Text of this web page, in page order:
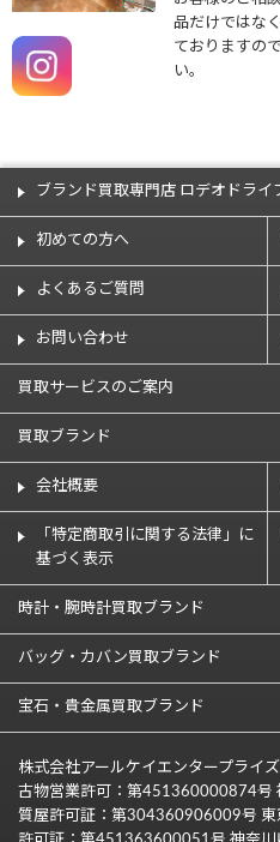
品だけではな
ておりますの
い。
ブランド買取専門店 ロデオドライ
初めての方へ
よくあるご質問
お問い合わせ
買取サービスのご案内
買取ブランド
会社概要
「特定商取引に関する法律」に
基づく表示
時計・腕時計買取ブランド
バッグ・カバン買取ブランド
宝石・貴金属買取ブランド
株式会社アールケイエンタープライズ
古物営業許可：第451360000874号
質屋許可証：第304360906009号 東